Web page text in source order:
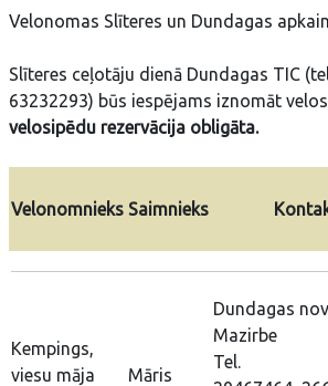
Velonomas Slīteres un Dundagas
Slīteres ceļotāju dienā Dundagas TIC
63232293) būs iespējams iznomāt
velosipēdu rezervācija obligāta.
Velonomnieks Saimnieks
Kempings,
viesu māja
Māris
Dundagas
Mazirbe
Tel.